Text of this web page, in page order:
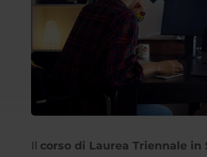
Il corso di Laurea Triennale in